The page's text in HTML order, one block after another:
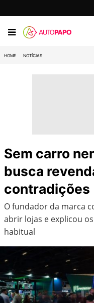
HOME NOTÍCIAS
Sem carro
busca
contradições
O fundador da marca
abrir lojas e explicou
habitual